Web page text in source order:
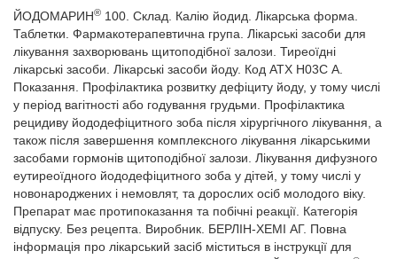
ЙОДОМАРИН® 100. Склад. Калію йодид. Лікарська форма.
Таблетки. Фармакотерапевтична група. Лікарські засоби для
лікування захворювань щитоподібної залози. Тиреоїдні
лікарські засоби. Лікарські засоби йоду. Код АТХ Н03С А.
Показання. Профілактика розвитку дефіциту йоду, у тому числі
у період вагітності або годування грудьми. Профілактика
рецидиву йододефіцитного зоба після хірургічного лікування, а
також після завершення комплексного лікування лікарськими
засобами гормонів щитоподібної залози. Лікування дифузного
еутиреоїдного йододефіцитного зоба у дітей, у тому числі у
новонароджених і немовлят, та дорослих осіб молодого віку.
Препарат має протипоказання та побічні реакції. Категорія
відпуску. Без рецепта. Виробник. БЕРЛІН-ХЕМІ АГ. Повна
інформація про лікарський засіб міститься в інструкції для